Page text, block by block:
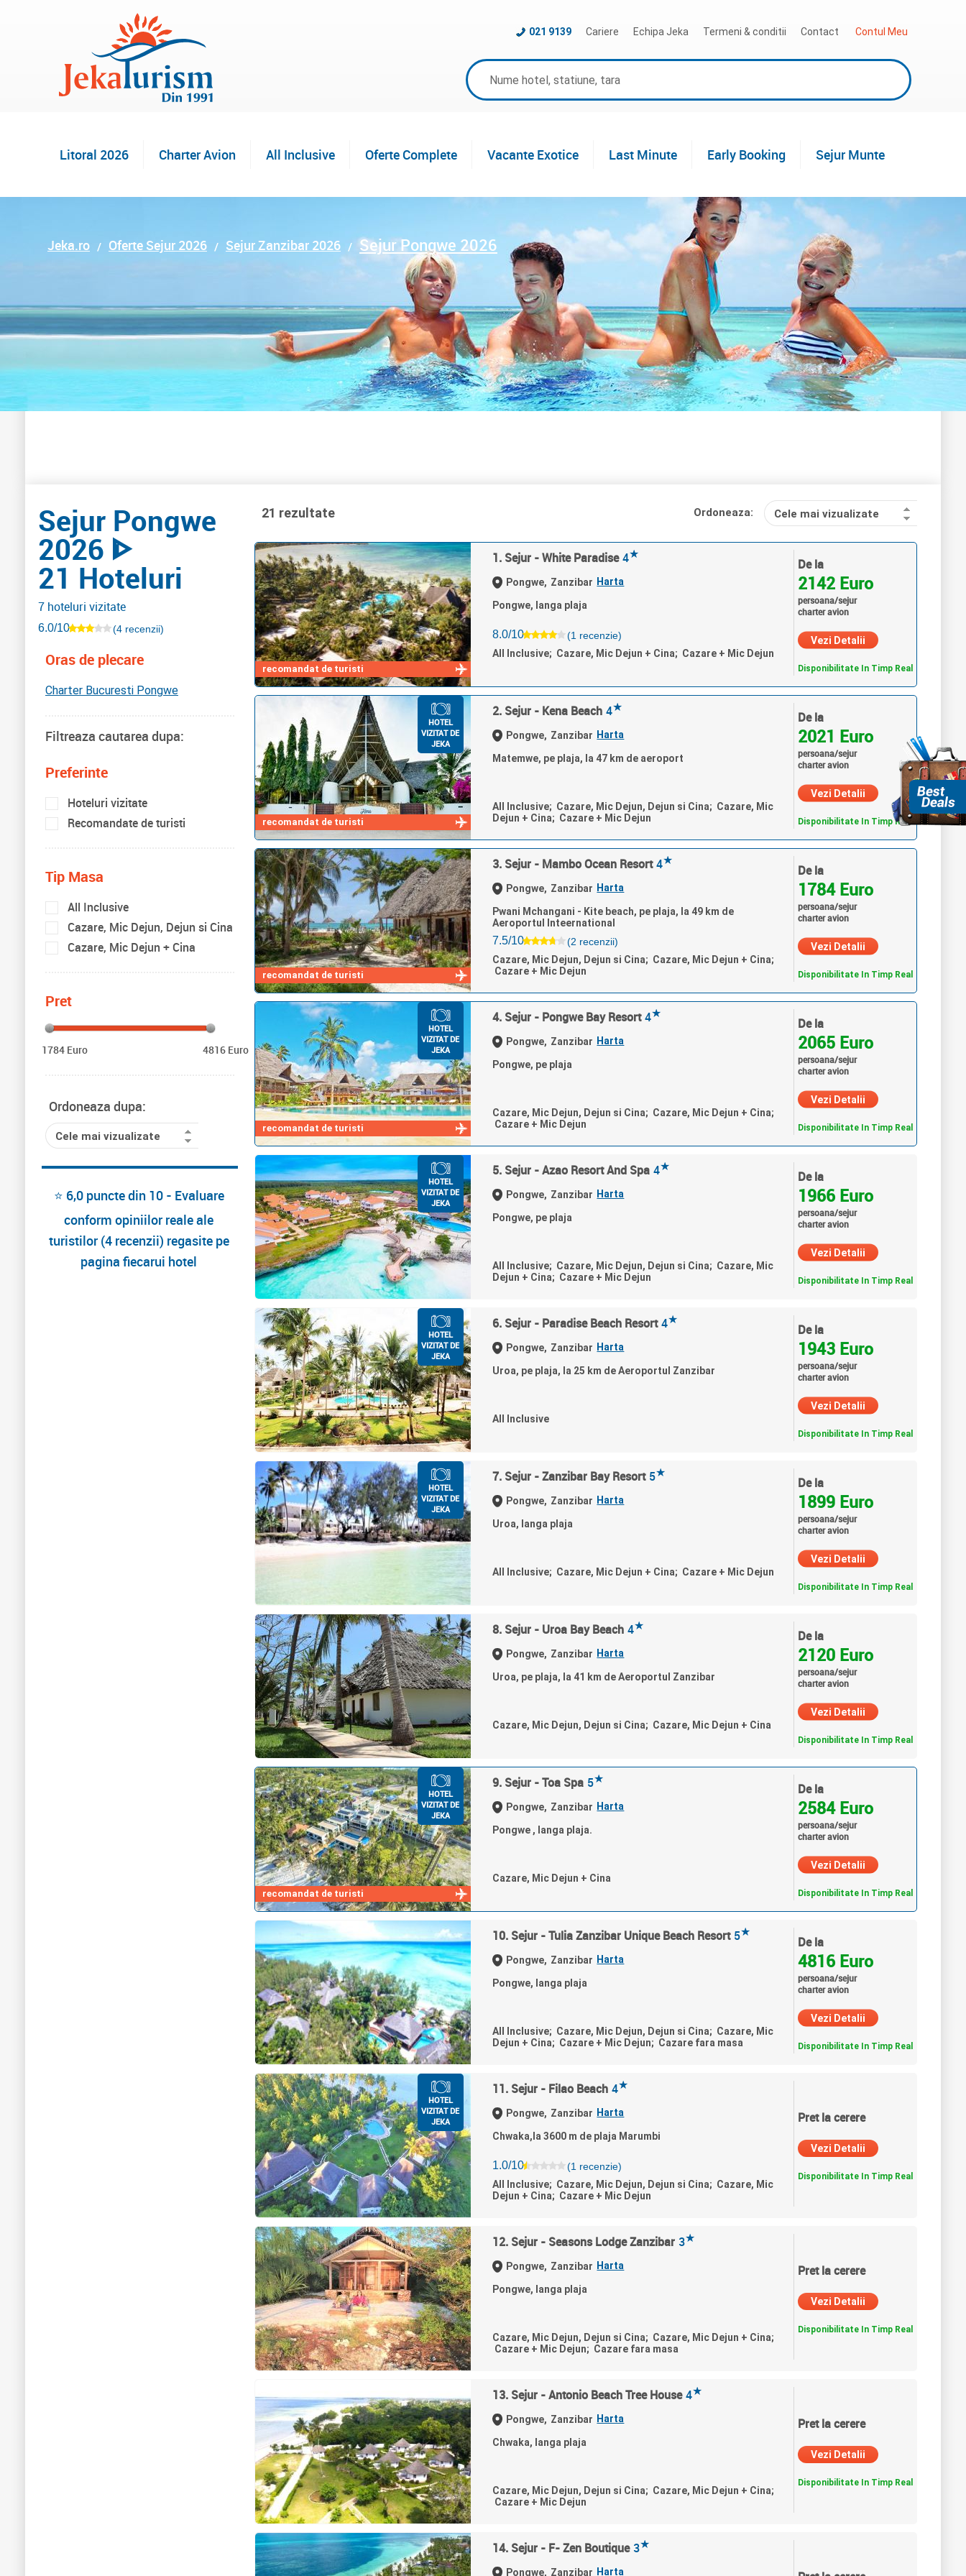
Cariere Echipa Jeka Termeni & conditii Contact Contul Meu
021 9139
Litoral 2026 Charter Avion All Inclusive Oferte Complete Vacante Exotice Last Minute Early Booking Sejur Munte
Jeka.ro Oferte Sejur 2026 Sejur Zanzibar 2026 Sejur Pongwe 2026
21 rezultate Ordoneaza: Cele mai vizualizate
recomandat de turisti
De la
2142 Euro
persoana/sejur
charter avion
Vezi Detalii
Disponibilitate In Timp Real
1. Sejur - White Paradise 4★
Pongwe, Zanzibar Harta
Pongwe, langa plaja
8.0/10
(1 recenzie)
All Inclusive; Cazare, Mic Dejun + Cina; Cazare + Mic Dejun
recomandat de turisti
HOTEL
VIZITAT DE
JEKA
De la
2021 Euro
persoana/sejur
charter avion
Vezi Detalii
Disponibilitate In Timp Real
2. Sejur - Kena Beach 4★
Pongwe, Zanzibar Harta
Matemwe, pe plaja, la 47 km de aeroport
All Inclusive; Cazare, Mic Dejun, Dejun si Cina; Cazare, Mic
Dejun + Cina; Cazare + Mic Dejun
recomandat de turisti
De la
1784 Euro
persoana/sejur
charter avion
Vezi Detalii
Disponibilitate In Timp Real
3. Sejur - Mambo Ocean Resort 4★
Pongwe, Zanzibar Harta
Pwani Mchangani - Kite beach, pe plaja, la 49 km de
Aeroportul Inteernational
7.5/10
(2 recenzii)
Cazare, Mic Dejun, Dejun si Cina; Cazare, Mic Dejun + Cina;
Cazare + Mic Dejun
recomandat de turisti
HOTEL
VIZITAT DE
JEKA
De la
2065 Euro
persoana/sejur
charter avion
Vezi Detalii
Disponibilitate In Timp Real
4. Sejur - Pongwe Bay Resort 4★
Pongwe, Zanzibar Harta
Pongwe, pe plaja
Cazare, Mic Dejun, Dejun si Cina; Cazare, Mic Dejun + Cina;
Cazare + Mic Dejun
HOTEL
VIZITAT DE
JEKA
De la
1966 Euro
persoana/sejur
charter avion
Vezi Detalii
Disponibilitate In Timp Real
5. Sejur - Azao Resort And Spa 4★
Pongwe, Zanzibar Harta
Pongwe, pe plaja
All Inclusive; Cazare, Mic Dejun, Dejun si Cina; Cazare, Mic
Dejun + Cina; Cazare + Mic Dejun
HOTEL
VIZITAT DE
JEKA
De la
1943 Euro
persoana/sejur
charter avion
Vezi Detalii
Disponibilitate In Timp Real
6. Sejur - Paradise Beach Resort 4★
Pongwe, Zanzibar Harta
Uroa, pe plaja, la 25 km de Aeroportul Zanzibar
All Inclusive
HOTEL
VIZITAT DE
JEKA
De la
1899 Euro
persoana/sejur
charter avion
Vezi Detalii
Disponibilitate In Timp Real
7. Sejur - Zanzibar Bay Resort 5★
Pongwe, Zanzibar Harta
Uroa, langa plaja
All Inclusive; Cazare, Mic Dejun + Cina; Cazare + Mic Dejun
De la
2120 Euro
persoana/sejur
charter avion
Vezi Detalii
Disponibilitate In Timp Real
8. Sejur - Uroa Bay Beach 4★
Pongwe, Zanzibar Harta
Uroa, pe plaja, la 41 km de Aeroportul Zanzibar
Cazare, Mic Dejun, Dejun si Cina; Cazare, Mic Dejun + Cina
recomandat de turisti
HOTEL
VIZITAT DE
JEKA
De la
2584 Euro
persoana/sejur
charter avion
Vezi Detalii
Disponibilitate In Timp Real
9. Sejur - Toa Spa 5★
Pongwe, Zanzibar Harta
Pongwe , langa plaja.
Cazare, Mic Dejun + Cina
De la
4816 Euro
persoana/sejur
charter avion
Vezi Detalii
Disponibilitate In Timp Real
10. Sejur - Tulia Zanzibar Unique Beach Resort 5★
Pongwe, Zanzibar Harta
Pongwe, langa plaja
All Inclusive; Cazare, Mic Dejun, Dejun si Cina; Cazare, Mic
Dejun + Cina; Cazare + Mic Dejun; Cazare fara masa
HOTEL
VIZITAT DE
JEKA
Pret la cerere
Vezi Detalii
Disponibilitate In Timp Real
11. Sejur - Filao Beach 4★
Pongwe, Zanzibar Harta
Chwaka,la 3600 m de plaja Marumbi
1.0/10
(1 recenzie)
All Inclusive; Cazare, Mic Dejun, Dejun si Cina; Cazare, Mic
Dejun + Cina; Cazare + Mic Dejun
Pret la cerere
Vezi Detalii
Disponibilitate In Timp Real
12. Sejur - Seasons Lodge Zanzibar 3★
Pongwe, Zanzibar Harta
Pongwe, langa plaja
Cazare, Mic Dejun, Dejun si Cina; Cazare, Mic Dejun + Cina;
Cazare + Mic Dejun; Cazare fara masa
Pret la cerere
Vezi Detalii
Disponibilitate In Timp Real
13. Sejur - Antonio Beach Tree House 4★
Pongwe, Zanzibar Harta
Chwaka, langa plaja
Cazare, Mic Dejun, Dejun si Cina; Cazare, Mic Dejun + Cina;
Cazare + Mic Dejun
14. Sejur - F- Zen Boutique 3★
Pongwe, Zanzibar Harta
Sejur Pongwe
2026 ᐈ
21 Hoteluri
7 hoteluri vizitate
6.0/10 (4 recenzii)
Oras de plecare
Charter Bucuresti Pongwe
Filtreaza cautarea dupa:
Preferinte
Hoteluri vizitate
Recomandate de turisti
Tip Masa
All Inclusive
Cazare, Mic Dejun, Dejun si Cina
Cazare, Mic Dejun + Cina
Pret
1784 Euro 4816 Euro
Ordoneaza dupa:
Cele mai vizualizate
⭐ 6,0 puncte din 10 - Evaluare
conform opiniilor reale ale
turistilor (4 recenzii) regasite pe
pagina fiecarui hotel